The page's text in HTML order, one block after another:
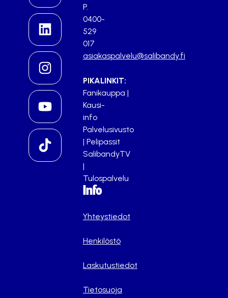
P.
0400-
529
017
asiakaspalvelu@salibandy.fi
PIKALINKIT:
Fanikauppa |
Kausi-
info
Palvelusivusto
| Pelipassit
SalibandyTV
|
Tulospalvelu
Info
Yhteystiedot
Henkilöstö
Laskutustiedot
Tietosuoja